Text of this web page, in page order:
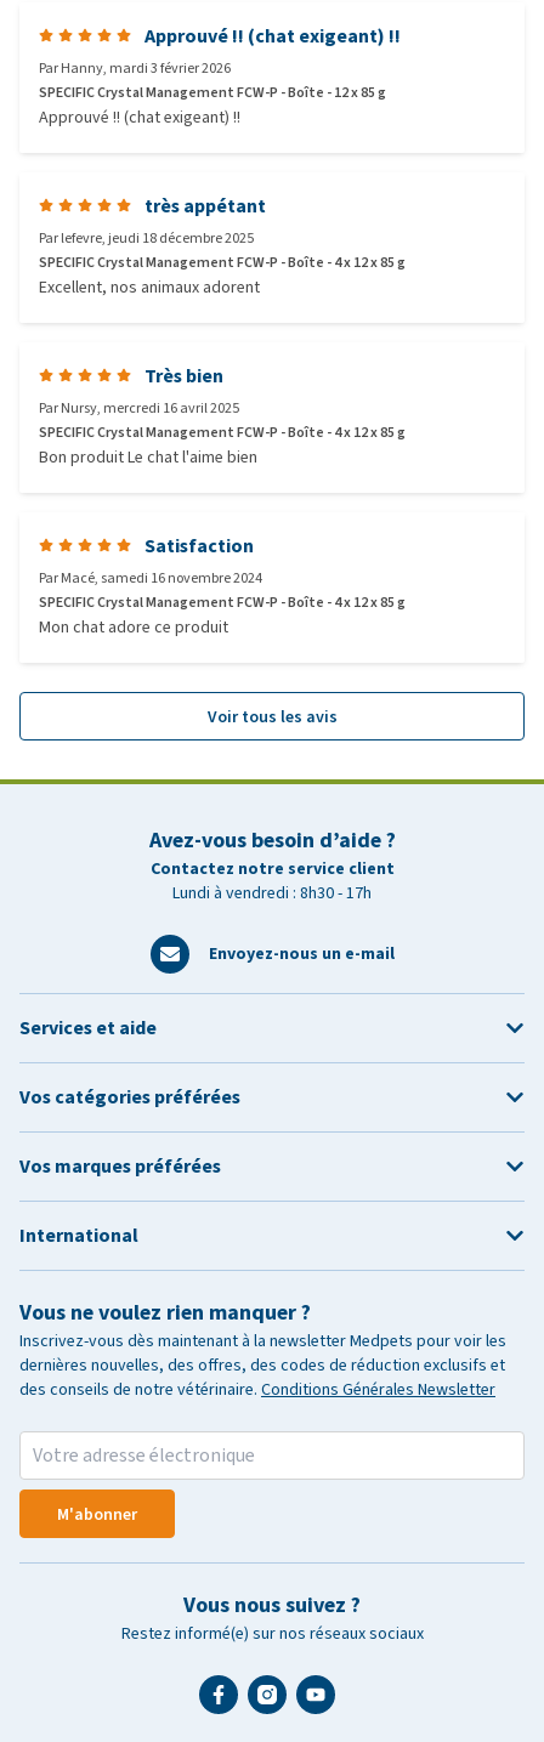
Approuvé !! (chat exigeant) !!
ParHanny, mardi 3 février 2026
SPECIFIC Crystal Management FCW-P - Boîte - 12 x 85 g
Approuvé !! (chat exigeant) !!
très appétant
Parlefevre, jeudi 18 décembre 2025
SPECIFIC Crystal Management FCW-P - Boîte - 4 x 12 x 85 g
Excellent, nos animaux adorent
Très bien
ParNursy, mercredi 16 avril 2025
SPECIFIC Crystal Management FCW-P - Boîte - 4 x 12 x 85 g
Bon produit Le chat l'aime bien
Satisfaction
ParMacé, samedi 16 novembre 2024
SPECIFIC Crystal Management FCW-P - Boîte - 4 x 12 x 85 g
Mon chat adore ce produit
Voir tous les avis
Avez-vous besoin d’aide ?
Contactez notre service client
Lundi à vendredi : 8h30 - 17h
Envoyez-nous un e-mail
Vous ne voulez rien manquer ?
Inscrivez-vous dès maintenant à la newsletter Medpets pour voir les
dernières nouvelles, des offres, des codes de réduction exclusifs et
des conseils de notre vétérinaire. Conditions Générales Newsletter
M'abonner
Vous nous suivez ?
Restez informé(e) sur nos réseaux sociaux
Services et aide
Vos catégories préférées
Vos marques préférées
International